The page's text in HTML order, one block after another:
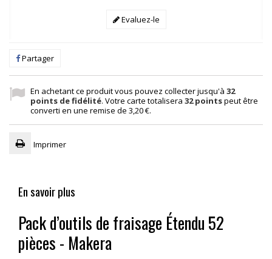
Evaluez-le
Partager
En achetant ce produit vous pouvez collecter jusqu'à 32
points de fidélité. Votre carte totalisera 32pointspeut être
converti en une remise de 3,20 €.
Imprimer
En savoir plus
Pack d’outils de fraisage Étendu 52
pièces - Makera